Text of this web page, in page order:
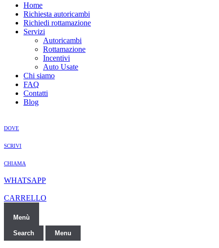
Home
Richiesta autoricambi
Richiedi rottamazione
Servizi
Autoricambi
Rottamazione
Incentivi
Auto Usate
Chi siamo
FAQ
Contatti
Blog
DOVE
SCRIVI
CHIAMA
WHATSAPP
CARRELLO
Menù
Search Menu